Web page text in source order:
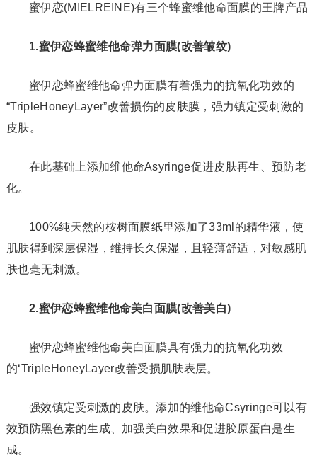
蜜伊恋(MIELREINE)有三个蜂蜜维他命面膜的王牌产品
1.蜜伊恋蜂蜜维他命弹力面膜(改善皱纹)
蜜伊恋蜂蜜维他命弹力面膜有着强力的抗氧化功效的
“TripleHoneyLayer”改善损伤的皮肤膜，强力镇定受刺激的
皮肤。
在此基础上添加维他命Asyringe促进皮肤再生、预防老
化。
100%纯天然的桉树面膜纸里添加了33ml的精华液，使
肌肤得到深层保湿，维持长久保湿，且轻薄舒适，对敏感肌
肤也毫无刺激。
2.蜜伊恋蜂蜜维他命美白面膜(改善美白)
蜜伊恋蜂蜜维他命美白面膜具有强力的抗氧化功效
的‘TripleHoneyLayer改善受损肌肤表层。
强效镇定受刺激的皮肤。添加的维他命Csyringe可以有
效预防黑色素的生成、加强美白效果和促进胶原蛋白是生
成。